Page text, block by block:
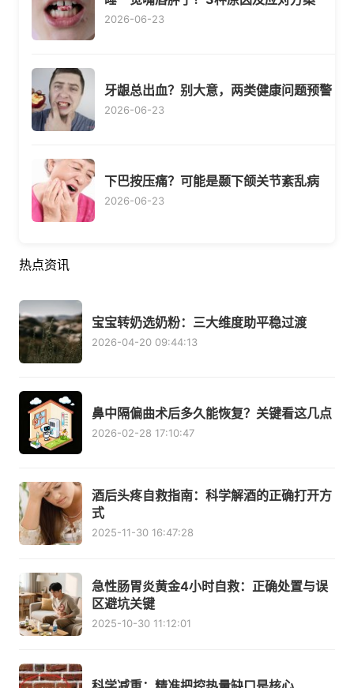
2026-06-23
牙龈总出血？别大意，两类健康问题预警
2026-06-23
下巴按压痛？可能是颞下颌关节紊乱病
2026-06-23
热点资讯
宝宝转奶选奶粉：三大维度助平稳过渡
2026-04-20 09:44:13
鼻中隔偏曲术后多久能恢复？关键看这几点
2026-02-28 17:10:47
酒后头疼自救指南：科学解酒的正确打开方
式
2025-11-30 16:47:28
急性肠胃炎黄金4小时自救：正确处置与误
区避坑关键
2025-10-30 11:12:01